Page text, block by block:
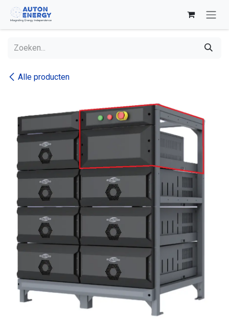
Overslaan naar inhoud
Alle producten